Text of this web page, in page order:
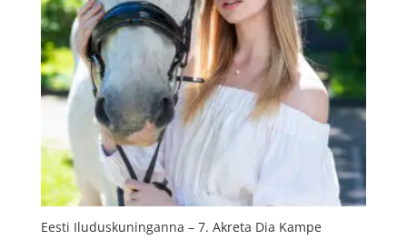
Eesti Iluduskuninganna – 7. Akreta Dia Kampe